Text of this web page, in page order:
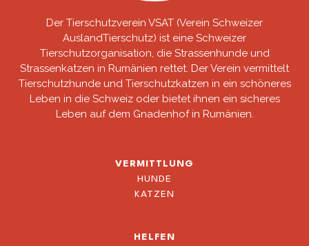
Der Tierschutzverein VSAT (Verein Schweizer
AuslandTierschutz) ist eine Schweizer
Tierschutzorganisation, die Strassenhunde und
Strassenkatzen in Rumänien rettet. Der Verein vermittelt
Tierschutzhunde und Tierschutzkatzen in ein schöneres
Leben in die Schweiz oder bietet ihnen ein sicheres
Leben auf dem Gnadenhof in Rumänien.
VERMITTLUNG
HUNDE
KATZEN
HELFEN